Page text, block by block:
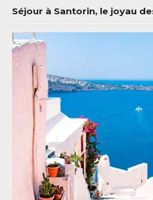
Séjour à Santorin, le joyau